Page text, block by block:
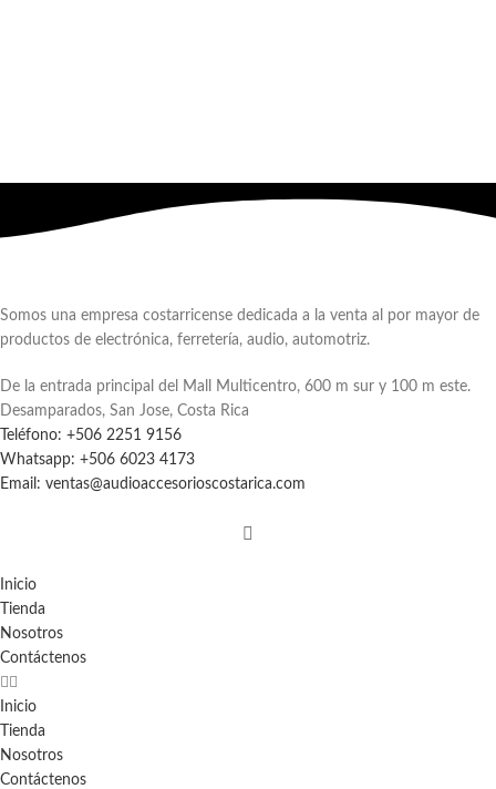
Somos una empresa costarricense dedicada a la venta al por mayor de
productos de electrónica, ferretería, audio, automotriz.
De la entrada principal del Mall Multicentro, 600 m sur y 100 m este.
Desamparados, San Jose, Costa Rica
Teléfono: +506 2251 9156
Whatsapp: +506 6023 4173
Email: ventas@audioaccesorioscostarica.com
Inicio
Tienda
Nosotros
Contáctenos
Inicio
Tienda
Nosotros
Contáctenos